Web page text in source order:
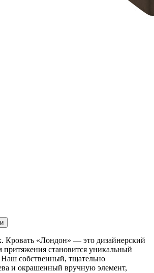
Кровать «Лондон» — это дизайнерский
притяжения становится уникальный
Наш собственный, тщательно
и окрашенный вручную элемент,